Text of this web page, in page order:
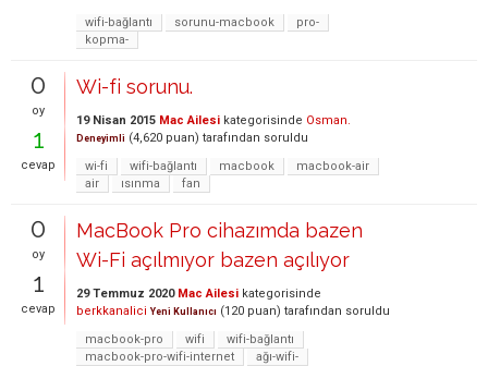
wifi-bağlantı
sorunu-macbook
pro-
kopma-
0
oy
1
cevap
Wi-fi sorunu.
19 Nisan 2015 Mac Ailesi kategorisinde Osman.
Deneyimli (4,620 puan) tarafından soruldu
wi-fi
wifi-bağlantı macbook
macbook-air
air
ısınma fan
0
oy
1
cevap
MacBook Pro cihazımda bazen
Wi-Fi açılmıyor bazen açılıyor
29 Temmuz 2020 Mac Ailesi kategorisinde
berkkanalici Yeni Kullanıcı (120 puan) tarafından soruldu
macbook-pro
wifi
wifi-bağlantı
macbook-pro-wifi-internet
ağı-wifi-